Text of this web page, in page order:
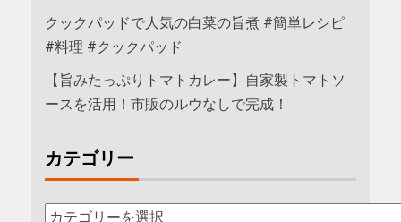
クックパッドで人気の白菜の旨煮 #簡単レシピ
#料理 #クックパッド
【旨みたっぷりトマトカレー】自家製トマトソ
ースを活用！市販のルウなしで完成！
カテゴリー